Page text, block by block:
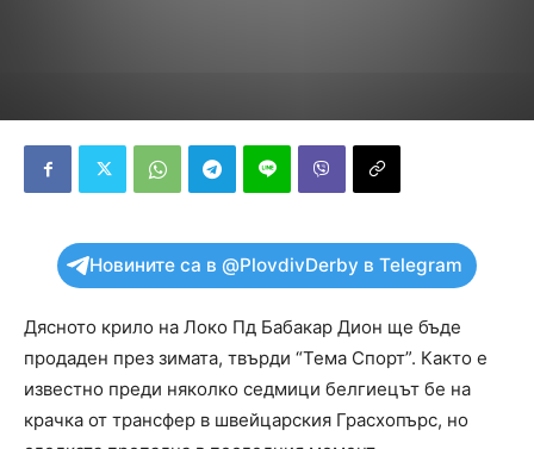
Новините са в @PlovdivDerby в Telegram
Дясното крило на Локо Пд Бабакар Дион ще бъде
продаден през зимата, твърди “Тема Спорт”. Както е
известно преди няколко седмици белгиецът бе на
крачка от трансфер в швейцарския Грасхопърс, но